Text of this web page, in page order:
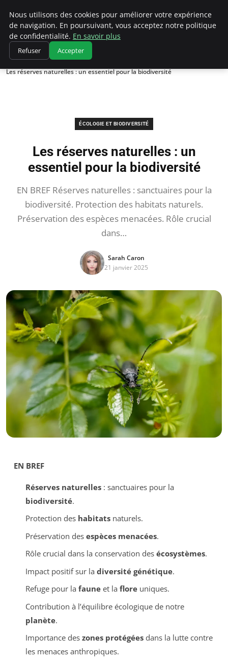
Climatedebtagents
Accueil
Écologie et Biodiversité
Les réserves naturelles : un essentiel pour la biodiversité
ÉCOLOGIE ET BIODIVERSITÉ
Les réserves naturelles : un
essentiel pour la biodiversité
EN BREF Réserves naturelles : sanctuaires pour la
biodiversité. Protection des habitats naturels.
Préservation des espèces menacées. Rôle crucial
dans…
Sarah Caron
21 janvier 2025
EN BREF
Réserves naturelles: sanctuaires pour la
biodiversité.
Protection des habitatsnaturels.
Préservation des espèces menacées.
Rôle crucial dans la conservation des écosystèmes.
Impact positif sur la diversité génétique.
Refuge pour la fauneet la floreuniques.
Contribution à l’équilibre écologique de notre
planète.
Importance des zones protégéesdans la lutte contre
les menaces anthropiques.
Nous utilisons des cookies pour améliorer votre expérience
de navigation. En poursuivant, vous acceptez notre politique
de confidentialité. En savoir plus
Refuser Accepter